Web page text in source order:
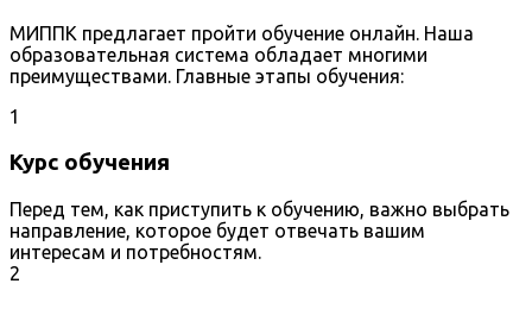
МИППК предлагает пройти обучение онлайн. Наша
образовательная система обладает многими
преимуществами. Главные этапы обучения:
1
Курс обучения
Перед тем, как приступить к обучению, важно выбрать
направление, которое будет отвечать вашим
интересам и потребностям.
2